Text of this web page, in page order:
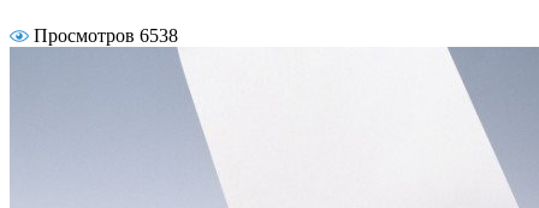
Просмотров 6538